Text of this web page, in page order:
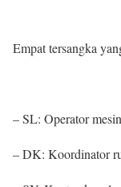
Empat tersangka
– SL: Operator
– DK: Koordinator